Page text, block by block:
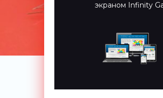
экраном Infinity